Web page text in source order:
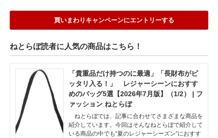
買いまわりキャンペーンにエントリーする
ねとらぼ読者に人気の商品はこちら！
「貴重品だけ持つのに最適」「長財布がピ
ッタリ入る！」 レジャーシーンにおすす
めのバッグ5選【2026年7月版】（1/2） | フ
ァッション ねとらぼ
ねとらぼでは、記事に合わせてさまざまな商品を
紹介しています。今回はそんなねとらぼで紹介して
いる商品の中でも“夏のレジャーシーズン”におすす